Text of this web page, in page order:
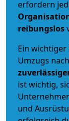
erfordern
reibungslos
Ein
Umzugs
ist wichtig,
und